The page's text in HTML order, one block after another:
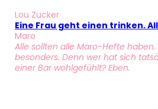
Lou Zucker
Eine Frau geht einen trinken.
Maro
Alle sollten alle Maro-Hefte
besonders. Denn wer hat sich
einer Bar wohlgefühlt? Eben.